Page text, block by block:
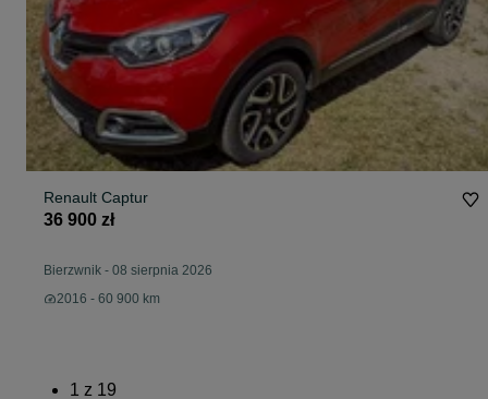
Renault Captur
36 900 zł
Bierzwnik - 08 sierpnia 2026
2016 - 60 900 km
1 z 19